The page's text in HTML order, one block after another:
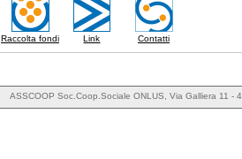
Raccolta fondi Link Contatti
ASSCOOP Soc.Coop.Sociale ONLUS, Via Galliera 11 -